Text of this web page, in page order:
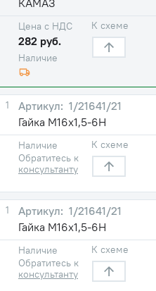
Наличие
Цена с НДС
282 руб.
К схеме
1
1/21641/21
Гайка М16х1,5-6Н
Наличие
Обратитесь к
консультанту
К схеме
1
1/21641/21
Гайка М16х1,5-6Н
Наличие
Обратитесь к
консультанту
К схеме